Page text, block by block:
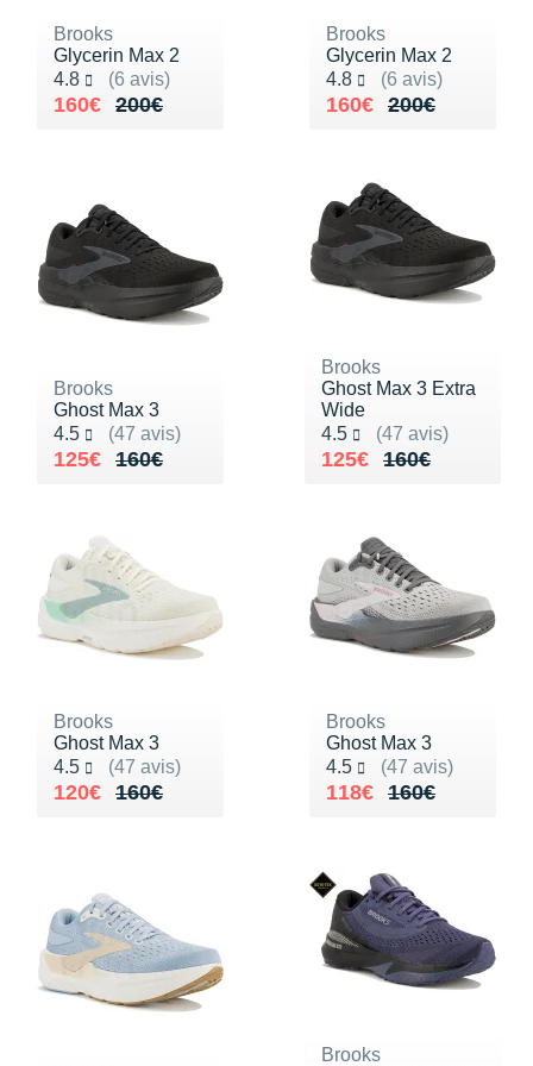
Brooks
Glycerin Max 2
4.8
(6 avis)
Noté 4.8 sur 5
200€
Au lieu de 200€
160€
Vendu 160€
Brooks
Glycerin Max 2
4.8
(6 avis)
Noté 4.8 sur 5
200€
Au lieu de 200€
160€
Vendu 160€
Brooks
Ghost Max 3
4.5
(47 avis)
Noté 4.5 sur 5
160€
Au lieu de 160€
125€
Vendu 125€
Brooks
Ghost Max 3 Extra
Wide
4.5
(47 avis)
Noté 4.5 sur 5
160€
Au lieu de 160€
125€
Vendu 125€
Brooks
Ghost Max 3
4.5
(47 avis)
Noté 4.5 sur 5
160€
Au lieu de 160€
120€
Vendu 120€
Brooks
Ghost Max 3
4.5
(47 avis)
Noté 4.5 sur 5
160€
Au lieu de 160€
118€
Vendu 118€
Brooks